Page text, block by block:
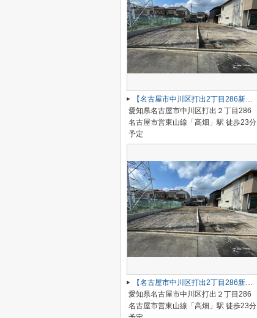
【名古屋市中川区打出2丁目286新築戸建A号棟】仲介手数料無料！荒子小学校・一柳中学校
愛知県名古屋市中川区打出２丁目286
名古屋市営東山線「高畑」駅 徒歩23分
予定
【名古屋市中川区打出2丁目286新築戸建B号棟】仲介手数料無料！荒子小学校・一柳中学校
愛知県名古屋市中川区打出２丁目286
名古屋市営東山線「高畑」駅 徒歩23分